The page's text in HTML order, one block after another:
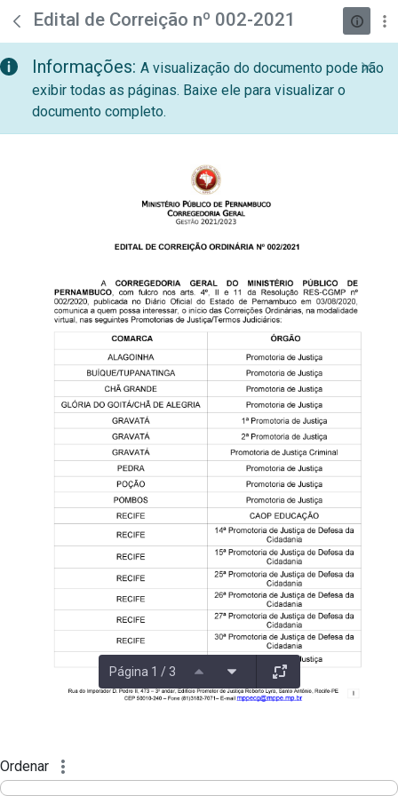
Pular para o Conteúdo principal
teste descricao
Edital de Correição nº 002-2021
Informações: A visualização do documento pode não
exibir todas as páginas. Baixe ele para visualizar o
documento completo.
Página 1 / 3
Ordenar